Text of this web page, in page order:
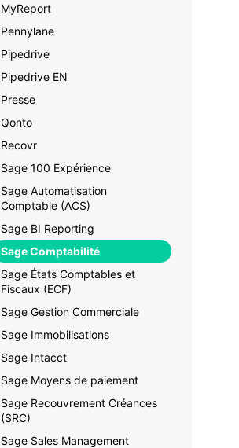
MyReport
Pennylane
Pipedrive
Pipedrive EN
Presse
Qonto
Recovr
Sage 100 Expérience
Sage Automatisation
Comptable (ACS)
Sage BI Reporting
Sage Comptabilité
Sage États Comptables et
Fiscaux (ECF)
Sage Gestion Commerciale
Sage Immobilisations
Sage Intacct
Sage Moyens de paiement
Sage Recouvrement Créances
(SRC)
Sage Sales Management